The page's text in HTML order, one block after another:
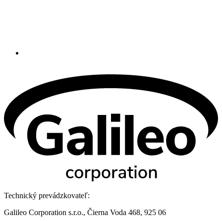
Technický prevádzkovateľ:
Galileo Corporation s.r.o., Čierna Voda 468, 925 06